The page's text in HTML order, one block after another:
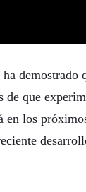
demostrado
de que
en los